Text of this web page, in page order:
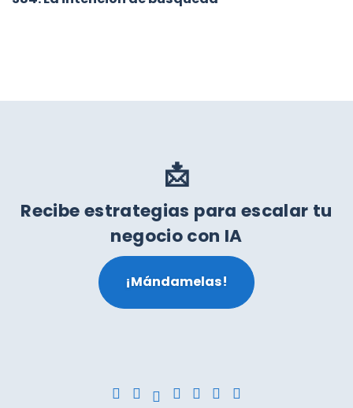
📩
Recibe estrategias para escalar tu
negocio con IA
¡Mándamelas!